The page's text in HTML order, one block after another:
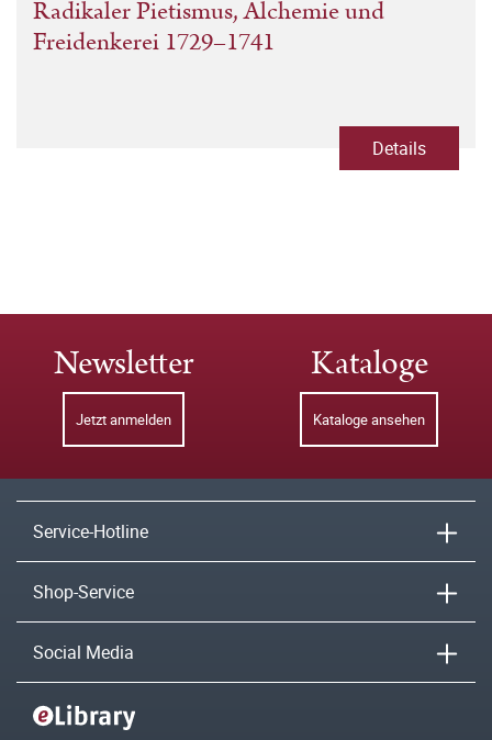
Radikaler Pietismus, Alchemie und
Freidenkerei 1729–1741
Details
Newsletter
Jetzt anmelden
Kataloge
Kataloge ansehen
Service-Hotline
Shop-Service
Social Media